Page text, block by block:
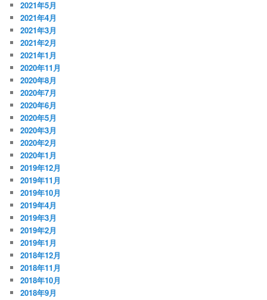
2021年5月
2021年4月
2021年3月
2021年2月
2021年1月
2020年11月
2020年8月
2020年7月
2020年6月
2020年5月
2020年3月
2020年2月
2020年1月
2019年12月
2019年11月
2019年10月
2019年4月
2019年3月
2019年2月
2019年1月
2018年12月
2018年11月
2018年10月
2018年9月